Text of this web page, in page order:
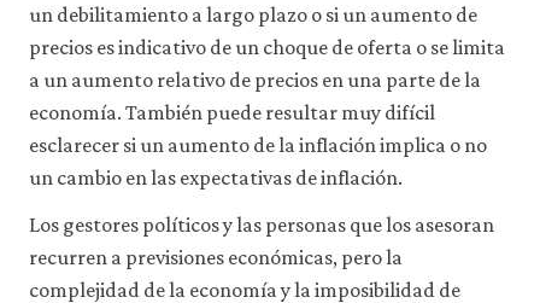
un debilitamiento a largo plazo o si un aumento de
precios es indicativo de un choque de oferta o se limita
a un aumento relativo de precios en una parte de la
economía. También puede resultar muy difícil
esclarecer si un aumento de la inflación implica o no
un cambio en las expectativas de inflación.
Los gestores políticos y las personas que los asesoran
recurren a previsiones económicas, pero la
complejidad de la economía y la imposibilidad de